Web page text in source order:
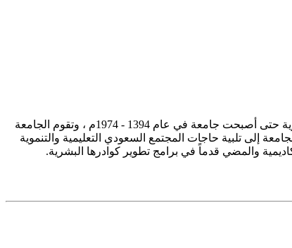
تأسست جامعة الإمام محمد بن سعود الإسلامية ممثلة في كلية الشريعة في سنة 1373هـ 1953م، وتطورت منذ ذلك الحين بصورة جذرية حتى أصبحت جامعة في عام 1394 - 1974م ، وتقوم الجامعة
إلى تلبية حاجات المجتمع السعودي التعليمية والتنموية
والمضي قدماً في برامج تطوير كوادرها البشرية.